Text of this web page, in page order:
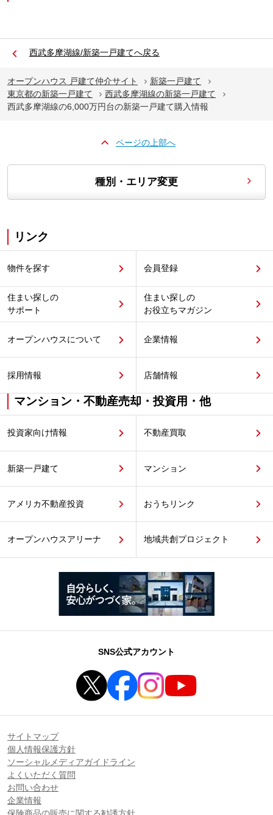
西武多摩湖線/新築一戸建てへ戻る
オープンハウス 戸建て仲介サイト
新築一戸建て
東京都の新築一戸建て
西武多摩湖線の新築一戸建て
西武多摩湖線の6,000万円台の新築一戸建て購入情報
ページの上部へ
種別・エリア変更
リンク
物件を探す 会員登録
住まい探しの
サポート
住まい探しの
お役立ちマガジン
オープンハウスについて 企業情報
採用情報 店舗情報
マンション・不動産売却・投資用・他
投資家向け情報 不動産買取
新築一戸建て マンション
アメリカ不動産投資 おうちリンク
オープンハウスアリーナ 地域共創プロジェクト
SNS公式アカウント
サイトマップ
個人情報保護方針
ソーシャルメディアガイドライン
よくいただく質問
お問い合わせ
企業情報